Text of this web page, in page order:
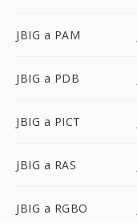
JBIG a PAM
JBIG a PDB
JBIG a PICT
JBIG a RAS
JBIG a RGBO